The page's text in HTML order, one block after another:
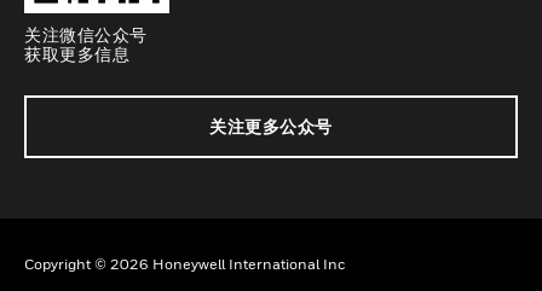
关注微信公众号
获取更多信息
关注更多公众号
Copyright © 2026 Honeywell International Inc